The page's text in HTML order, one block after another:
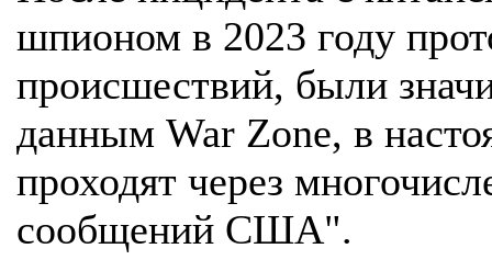
шпионом в 2023 году
происшествий, были
данным War Zone, в
проходят через
сообщений США".